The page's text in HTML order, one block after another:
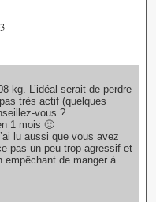
kg. L’idéal serait de perdre
très actif (quelques
vous ?
1 mois 🙂
lu aussi que vous avez
pas un peu trop agressif et
empêchant de manger à